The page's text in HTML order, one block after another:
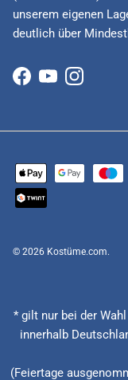
unserem eigenen
deutlich über
Facebook
YouTubeInstagram
© 2026 Kostüme.com.
* gilt nur bei der
innerhalb
(Feiertage